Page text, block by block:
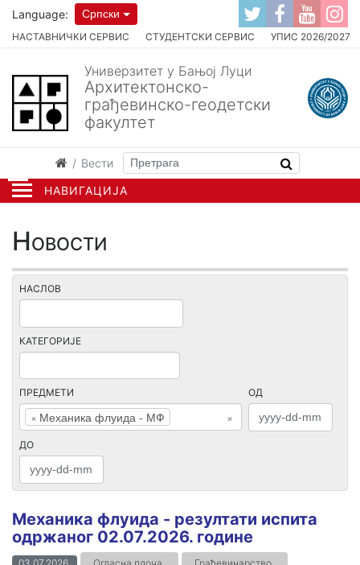
НАВИГАЦИЈА
НАСТАВНИЧКИ СЕРВИС СТУДЕНТСКИ СЕРВИС УПИС 2026/2027
Language: Српски
Универзитет у Бањој Луци
Архитектонско-
грађевинско-геодетски
факултет
Вести
Новости
НАСЛОВ
КАТЕГОРИЈЕ
ПРЕДМЕТИ
×
× Механика флуида - МФ
ОД
ДО
Механика флуида - резултати испита
одржаног 02.07.2026. године